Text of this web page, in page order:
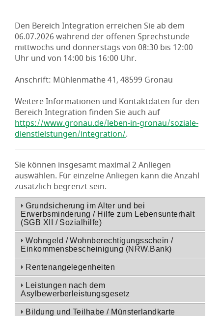
Den Bereich Integration erreichen Sie ab dem
06.07.2026 während der offenen Sprechstunde
mittwochs und donnerstags von 08:30 bis 12:00
Uhr und von 14:00 bis 16:00 Uhr.
Anschrift: Mühlenmathe 41, 48599 Gronau
Weitere Informationen und Kontaktdaten für den
Bereich Integration finden Sie auch auf
https://www.gronau.de/leben-in-gronau/soziale-
dienstleistungen/integration/.
Sie können insgesamt maximal 2 Anliegen
auswählen. Für einzelne Anliegen kann die Anzahl
zusätzlich begrenzt sein.
Grundsicherung im Alter und bei
Erwerbsminderung / Hilfe zum Lebensunterhalt
(SGB XII / Sozialhilfe)
Wohngeld / Wohnberechtigungsschein /
Einkommensbescheinigung (NRW.Bank)
Rentenangelegenheiten
Leistungen nach dem
Asylbewerberleistungsgesetz
Bildung und Teilhabe / Münsterlandkarte